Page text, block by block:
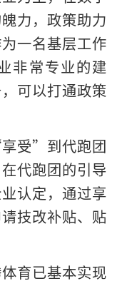
力，政策助力
一名基层工作
非常专业的建
可以打通政策
受”到代跑团
代跑团的引导
认定，通过享
技改补贴、贴
育已基本实现